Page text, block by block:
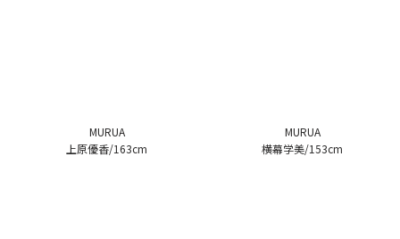
MURUA
上原優香/163cm
MURUA
横幕学美/153cm